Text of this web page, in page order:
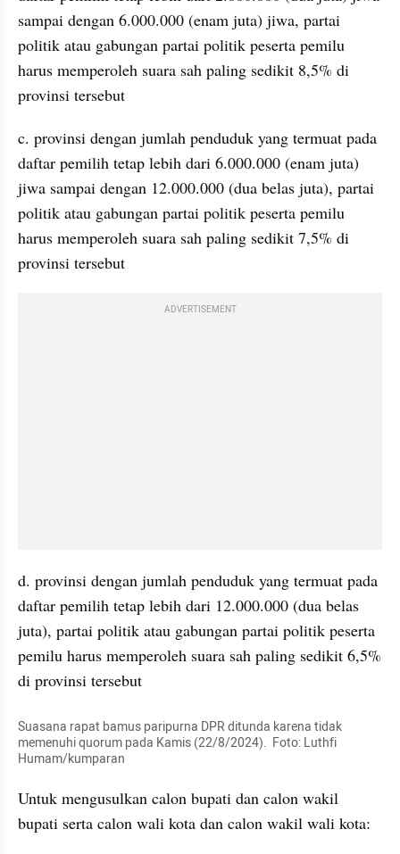
sampai dengan 6.000.000 (enam juta) jiwa, partai
politik atau gabungan partai politik peserta pemilu
harus memperoleh suara sah paling sedikit 8,5% di
provinsi tersebut
c. provinsi dengan jumlah penduduk yang termuat pada
daftar pemilih tetap lebih dari 6.000.000 (enam juta)
jiwa sampai dengan 12.000.000 (dua belas juta), partai
politik atau gabungan partai politik peserta pemilu
harus memperoleh suara sah paling sedikit 7,5% di
provinsi tersebut
ADVERTISEMENT
d. provinsi dengan jumlah penduduk yang termuat pada
daftar pemilih tetap lebih dari 12.000.000 (dua belas
juta), partai politik atau gabungan partai politik peserta
pemilu harus memperoleh suara sah paling sedikit 6,5%
di provinsi tersebut
Suasana rapat bamus paripurna DPR ditunda karena tidak
memenuhi quorum pada Kamis (22/8/2024).  Foto: Luthfi
Humam/kumparan
Untuk mengusulkan calon bupati dan calon wakil
bupati serta calon wali kota dan calon wakil wali kota: